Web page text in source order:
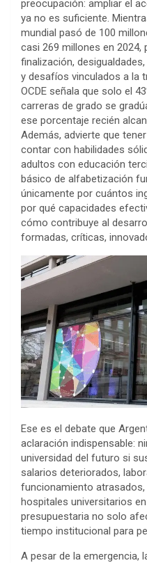
preocupación: ampliar el
ya no es suficiente.
mundial pasó de 100
casi 269 millones en 2024,
finalización,
y desafíos vinculados a la
OCDE señala que solo el
carreras de grado se
ese porcentaje recién
Además, advierte que
contar con habilidades
adultos con educación
básico de alfabetización
únicamente por cuántos
por qué capacidades
cómo contribuye al
formadas, críticas,
Ese es el debate que
aclaración indispensable:
universidad del futuro si
salarios deteriorados,
funcionamiento
hospitales universitarios
presupuestaria no solo
tiempo institucional para
A pesar de la emergencia,